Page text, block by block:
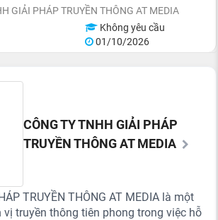
GIẢI PHÁP TRUYỀN THÔNG AT MEDIA
Không yêu cầu
01/10/2026
CÔNG TY TNHH GIẢI PHÁP
TRUYỀN THÔNG AT MEDIA
TRUYỀN THÔNG AT MEDIA là một
truyền thông tiên phong trong việc hỗ